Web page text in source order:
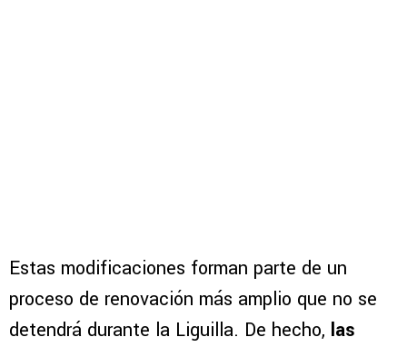
Estas modificaciones forman parte de un
proceso de renovación más amplio que no se
detendrá durante la Liguilla. De hecho, las